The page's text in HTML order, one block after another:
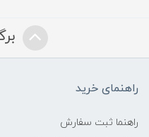
راهنمای خرید
راهنما ثبت سفارش